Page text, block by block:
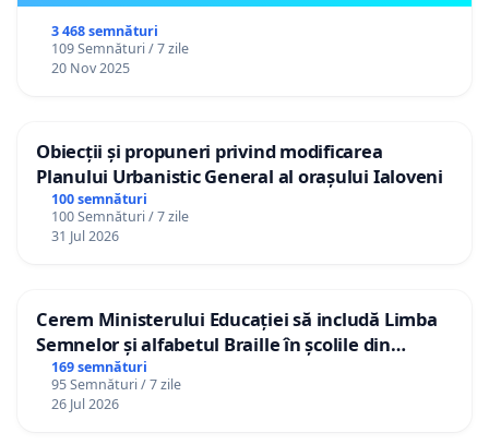
3 468 semnături
109 Semnături / 7 zile
20 Nov 2025
Obiecții și propuneri privind modificarea
Planului Urbanistic General al orașului Ialoveni
100 semnături
100 Semnături / 7 zile
31 Jul 2026
Cerem Ministerului Educației să includă Limba
Semnelor și alfabetul Braille în școlile din
Republica Moldova!
169 semnături
95 Semnături / 7 zile
26 Jul 2026